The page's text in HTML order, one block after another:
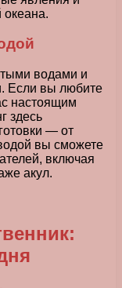
океана.
водами и
Если вы любите
настоящим
здесь
— от
вы сможете
включая
акул.